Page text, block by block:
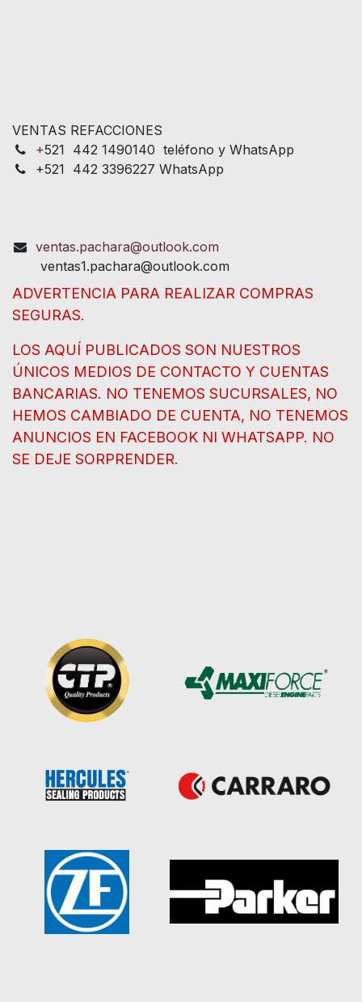
VENTAS REFACCIONES
+521 442 1490140 teléfono y WhatsApp
+521 442 3396227 WhatsApp
ventas.pachara@outlook.com
ventas1.pachara@outlook.com
ADVERTENCIA PARA REALIZAR COMPRAS
SEGURAS.
LOS AQUÍ PUBLICADOS SON NUESTROS
ÚNICOS MEDIOS DE CONTACTO Y CUENTAS
BANCARIAS. NO TENEMOS SUCURSALES, NO
HEMOS CAMBIADO DE CUENTA, NO TENEMOS
ANUNCIOS EN FACEBOOK NI WHATSAPP. NO
SE DEJE SORPRENDER.